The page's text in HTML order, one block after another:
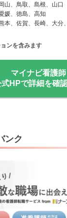
山、鳥取、島根、山口
媛、徳島、高知
本、佐賀、長崎、大分
ンを含みます
マイナビ看護師
式HPで詳細を確
ンク